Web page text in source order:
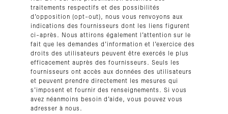
traitements respectifs et des possibilités
d’opposition (opt-out), nous vous renvoyons aux
indications des fournisseurs dont les liens figurent
ci-après. Nous attirons également l’attention sur le
fait que les demandes d’information et l’exercice des
droits des utilisateurs peuvent être exercés le plus
efficacement auprès des fournisseurs. Seuls les
fournisseurs ont accès aux données des utilisateurs
et peuvent prendre directement les mesures qui
s’imposent et fournir des renseignements. Si vous
avez néanmoins besoin d’aide, vous pouvez vous
adresser à nous.